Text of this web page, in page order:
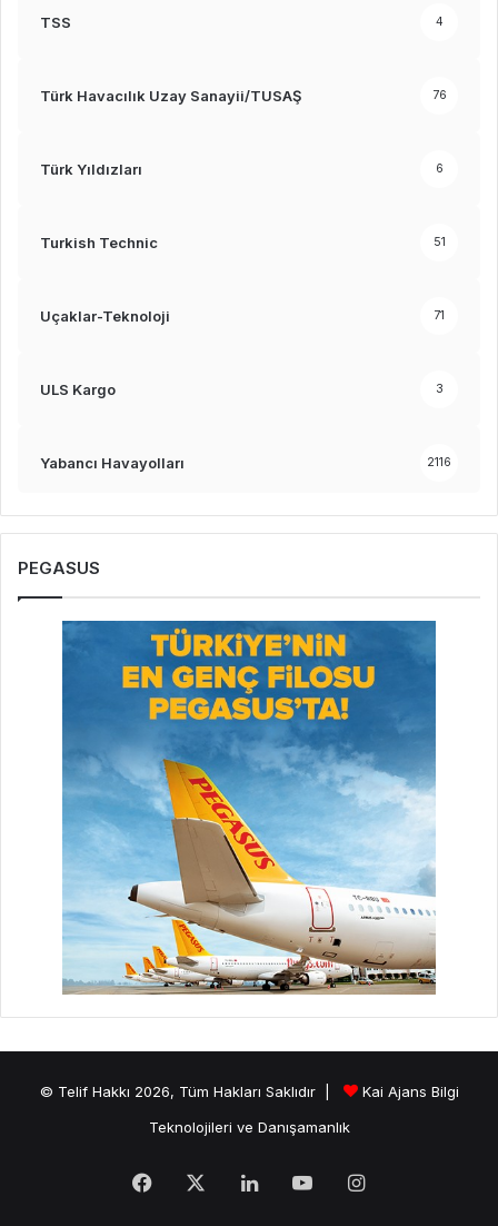
TSS 4
Türk Havacılık Uzay Sanayii/TUSAŞ 76
Türk Yıldızları 6
Turkish Technic 51
Uçaklar-Teknoloji 71
ULS Kargo 3
Yabancı Havayolları 2116
PEGASUS
© Telif Hakkı 2026, Tüm Hakları Saklıdır |
Kai Ajans Bilgi
Teknolojileri ve Danışamanlık
Facebook LinkedInYouTubeInstagram